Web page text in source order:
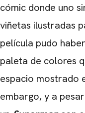
cómic donde uno
viñetas ilustradas
película pudo
paleta de colores
espacio mostrado
embargo, y a